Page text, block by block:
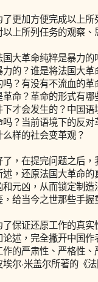
加方便完成以上所
以上所列任务的观察、
革命纯粹是暴力的
力的？谁是将法国大
吗？有没有不流血的
革命？革命的形式有
下才会发生的？中国
吗？当前语境下的反
么样的社会变革观？
在提完问题之后，
述，还原法国大革命
和元凶，从而锁定制
，给当今之世那些手
证还原工作的真实
论述，完全撇开中国
作的严肃性、严格性
埃尔·米盖尔所著的《